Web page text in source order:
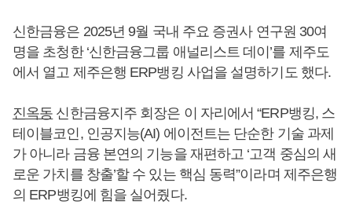
신한금융은 2025년 9월 국내 주요 증권사 연구원 30여
명을 초청한 ‘신한금융그룹 애널리스트 데이’를 제주도
에서 열고 제주은행 ERP뱅킹 사업을 설명하기도 했다.
진옥동 신한금융지주 회장은 이 자리에서 “ERP뱅킹, 스
테이블코인, 인공지능(AI) 에이전트는 단순한 기술 과제
가 아니라 금융 본연의 기능을 재편하고 ‘고객 중심의 새
로운 가치를 창출’할 수 있는 핵심 동력”이라며 제주은행
의 ERP뱅킹에 힘을 실어줬다.